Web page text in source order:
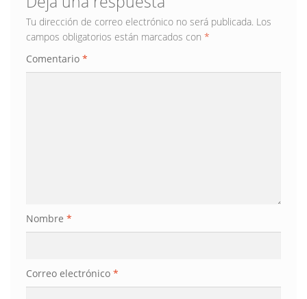
Tu dirección de correo electrónico no será publicada. Los
campos obligatorios están marcados con *
Comentario *
Nombre *
Correo electrónico *